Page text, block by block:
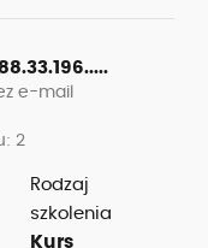
e-mail
2
Rodzaj
szkolenia
Kurs